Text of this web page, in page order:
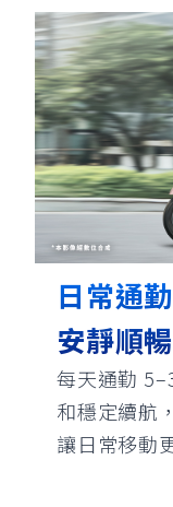
日常通勤
安靜順
每天通勤
和穩定續航
讓日常移動